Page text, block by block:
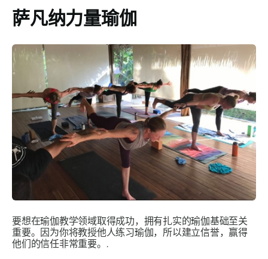
萨凡纳力量瑜伽
要想在瑜伽教学领域取得成功，拥有扎实的瑜伽基础至关
重要。因为你将教授他人练习瑜伽，所以建立信誉，赢得
他们的信任非常重要。.